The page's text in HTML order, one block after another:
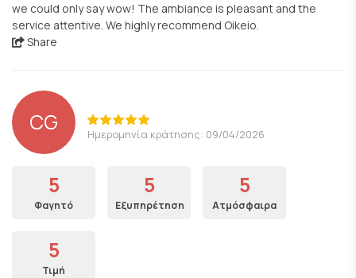
we could only say wow! The ambiance is pleasant and the
service attentive. We highly recommend Oikeio.
Share
CG Ημερομηνία κράτησης: 09/04/2026
5
Φαγητό
5
Εξυπηρέτηση
5
Ατμόσφαιρα
5
Τιμή